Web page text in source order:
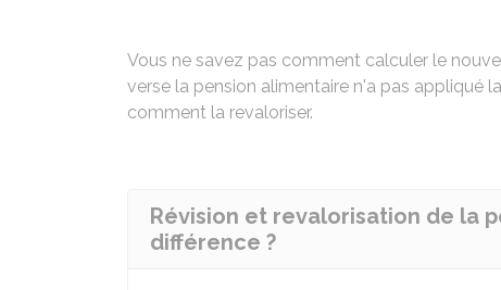
Vous ne savez pas comment calculer le
verse la pension alimentaire n'a pas appliqué
comment la revaloriser.
Révision et revalorisation de la
différence ?